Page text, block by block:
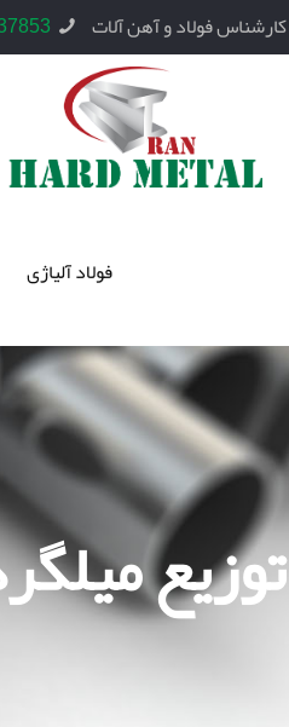
کارشناس فولاد و آهن آلات
فولاد آلیاژی
توزیع